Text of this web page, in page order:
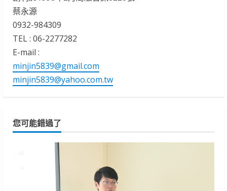
蔡永源
0932-984309
TEL : 06-2277282
E-mail :
minjin5839@gmail.com
minjin5839@yahoo.com.tw
您可能錯過了